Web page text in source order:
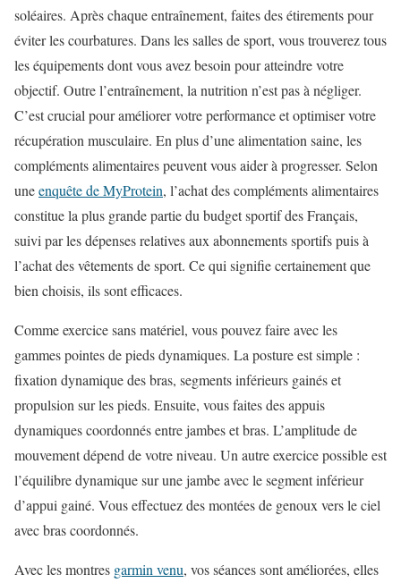
soléaires. Après chaque entraînement, faites des étirements pour
éviter les courbatures. Dans les salles de sport, vous trouverez tous
les équipements dont vous avez besoin pour atteindre votre
objectif. Outre l’entraînement, la nutrition n’est pas à négliger.
C’est crucial pour améliorer votre performance et optimiser votre
récupération musculaire. En plus d’une alimentation saine, les
compléments alimentaires peuvent vous aider à progresser. Selon
uneenquête de MyProtein, l’achat des compléments alimentaires
constitue la plus grande partie du budget sportif des Français,
suivi par les dépenses relatives aux abonnements sportifs puis à
l’achat des vêtements de sport. Ce qui signifie certainement que
bien choisis, ils sont efficaces.
Comme exercice sans matériel, vous pouvez faire avec les
gammes pointes de pieds dynamiques. La posture est simple :
fixation dynamique des bras, segments inférieurs gainés et
propulsion sur les pieds. Ensuite, vous faites des appuis
dynamiques coordonnés entre jambes et bras. L’amplitude de
mouvement dépend de votre niveau. Un autre exercice possible est
l’équilibre dynamique sur une jambe avec le segment inférieur
d’appui gainé. Vous effectuez des montées de genoux vers le ciel
avec bras coordonnés.
Avec les montres garmin venu, vos séances sont améliorées, elles